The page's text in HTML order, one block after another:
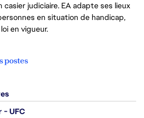
casier judiciaire. EA adapte ses lieux
en situation de handicap,
en vigueur.
postes
- UFC